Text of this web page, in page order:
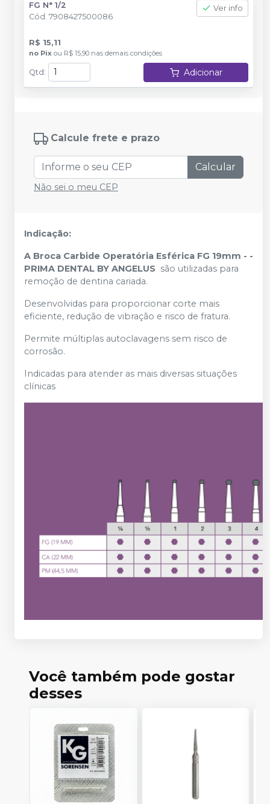
FG N° 1/2
Cód. 7908427500086
Ver info
R$ 15,11
no Pix ou R$ 15,90 nas demais condições
Qtd : Adicionar
Calcule frete e prazo
Calcular
Não sei o meu CEP
Indicação:
A Broca Carbide Operatória Esférica FG 19mm - -
PRIMA DENTAL BY ANGELUS são utilizadas para
remoção de dentina cariada.
Desenvolvidas para proporcionar corte mais
eficiente, redução de vibração e risco de fratura.
Permite múltiplas autoclavagens sem risco de
corrosão.
Indicadas para atender as mais diversas situações
clínicas
Você também pode gostar
desses